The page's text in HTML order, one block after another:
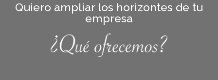
Quiero ampliar los horizontes de tu
empresa